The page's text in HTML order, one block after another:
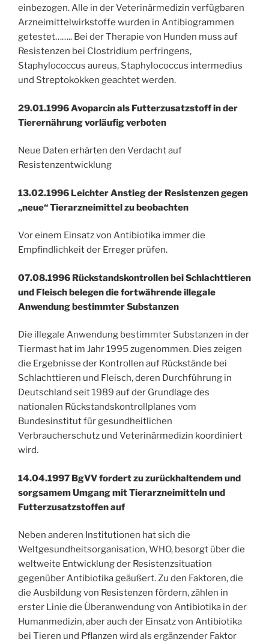
einbezogen. Alle in der Veterinärmedizin verfügbaren
Arzneimittelwirkstoffe wurden in Antibiogrammen
getestet…….. Bei der Therapie von Hunden muss auf
Resistenzen bei Clostridium perfringens,
Staphylococcus aureus, Staphylococcus intermedius
und Streptokokken geachtet werden.
29.01.1996 Avoparcin als Futterzusatzstoff in der
Tierernährung vorläufig verboten
Neue Daten erhärten den Verdacht auf
Resistenzentwicklung
13.02.1996 Leichter Anstieg der Resistenzen gegen
„neue“ Tierarzneimittel zu beobachten
Vor einem Einsatz von Antibiotika immer die
Empfindlichkeit der Erreger prüfen.
07.08.1996 Rückstandskontrollen bei Schlachttieren
und Fleisch belegen die fortwährende illegale
Anwendung bestimmter Substanzen
Die illegale Anwendung bestimmter Substanzen in der
Tiermast hat im Jahr 1995 zugenommen. Dies zeigen
die Ergebnisse der Kontrollen auf Rückstände bei
Schlachttieren und Fleisch, deren Durchführung in
Deutschland seit 1989 auf der Grundlage des
nationalen Rückstandskontrollplanes vom
Bundesinstitut für gesundheitlichen
Verbraucherschutz und Veterinärmedizin koordiniert
wird.
14.04.1997 BgVV fordert zu zurückhaltendem und
sorgsamem Umgang mit Tierarzneimitteln und
Futterzusatzstoffen auf
Neben anderen Institutionen hat sich die
Weltgesundheitsorganisation, WHO, besorgt über die
weltweite Entwicklung der Resistenzsituation
gegenüber Antibiotika geäußert. Zu den Faktoren, die
die Ausbildung von Resistenzen fördern, zählen in
erster Linie die Überanwendung von Antibiotika in der
Humanmedizin, aber auch der Einsatz von Antibiotika
bei Tieren und Pflanzen wird als ergänzender Faktor